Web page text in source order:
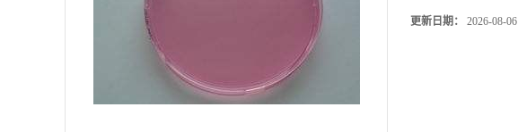
更新日期： 2026-08-06